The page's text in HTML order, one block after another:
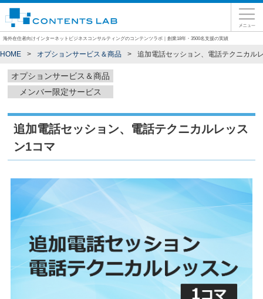
海外在住者向けインターネットビジネスコンサルティングのコンテンツラボ｜創業18年・3500名支援の実績
HOME オプションサービス＆商品 追加電話セッション、電話テクニカル
オプションサービス＆商品
メンバー限定サービス
追加電話セッション、電話テクニカルレッス
ン1コマ